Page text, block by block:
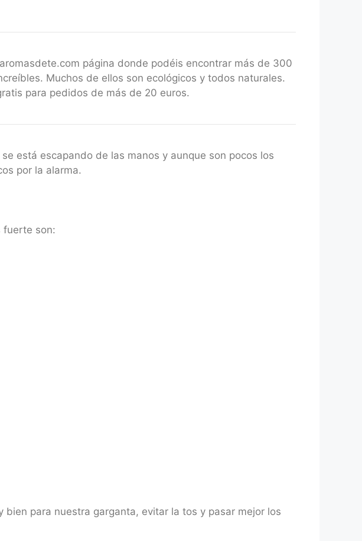
página donde podéis encontrar más de 300
Muchos de ellos son ecológicos y todos naturales.
para pedidos de más de 20 euros.
está escapando de las manos y aunque son pocos los
por la alarma.
fuerte son:
para nuestra garganta, evitar la tos y pasar mejor los